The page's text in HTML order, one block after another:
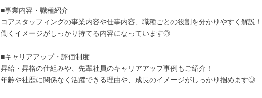
■事業内容・職種紹介
コアスタッフィングの事業内容や仕事内容、職種ごとの役割を分かりやすく解説！
働くイメージがしっかり持てる内容になっています◎
■キャリアアップ・評価制度
昇給・昇格の仕組みや、先輩社員のキャリアアップ事例もご紹介！
年齢や社歴に関係なく活躍できる理由や、成長のイメージがしっかり掴めます◎